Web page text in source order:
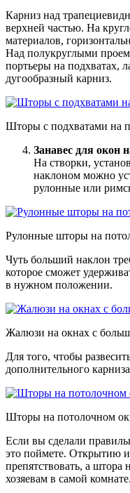
Карниз над
верхней частью. На
материалов,
Над полукруглыми
портьеры на подхватах,
дугообразный карниз.
Шторы с подхватами на
Занавес для окон
На створки,
наклоном можно
рулонные или
Рулонные шторы на
Чуть больший наклон
которое сможет
в нужном положении.
Жалюзи на окнах с
Для того, чтобы
дополнительного
Шторы на потолочном
Если вы сделали
это поймете. Открытию
препятствовать, а штора
хозяевам в самой комнате.